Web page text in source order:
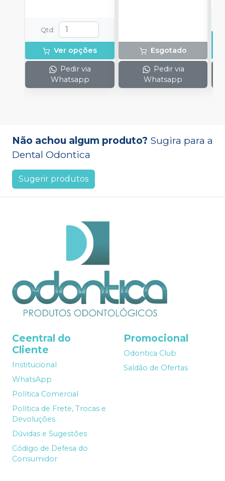
Qtd :
Ver opções
Pedir via
Whatsapp
Esgotado
Pedir via
Whatsapp
Não achou algum produto? Sugira para a
Dental Odontica
Sugerir produtos
Ceentral do
Cliente
Institucional
WhatsApp
Política Comercial
Política de Frete, Trocas e
Devoluções
Dúvidas e Sugestões
Código de Defesa do
Consumidor
Promocional
Odontica Club
Saldão de Ofertas